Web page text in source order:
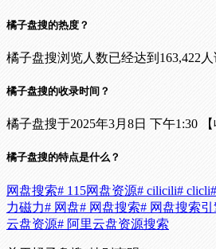
橘子盘搜的热度？
橘子盘搜浏览人数已经达到163,422人
橘子盘搜的收录时间？
橘子盘搜于2025年3月8日 下午1:30 【
橘子盘搜的特点是什么？
网盘搜索# 115网盘资源# cilicili# clicli
力磁力# 网盘# 网盘搜索# 网盘搜索引
云盘资源# 阿里云盘资源搜索